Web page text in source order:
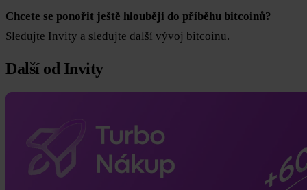
Chcete se ponořit ještě hlouběji do příběhu bitcoinů?
Sledujte Invity a sledujte další vývoj bitcoinu.
Další od Invity